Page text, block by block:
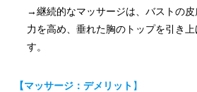
→継続的なマッサージは、バストの
力を高め、垂れた胸のトップを引き
す。
【マッサージ：デメリット 】